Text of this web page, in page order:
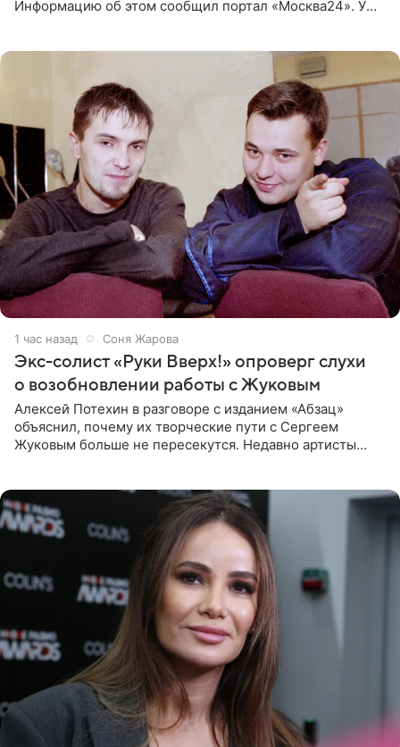
Информацию об этом сообщил портал «Москва24». У
1 час назад Соня Жарова
Экс-солист «Руки Вверх!» опроверг слухи
о возобновлении работы с Жуковым
Алексей Потехин в разговоре с изданием «Абзац»
объяснил, почему их творческие пути с Сергеем
Жуковым больше не пересекутся. Недавно артисты